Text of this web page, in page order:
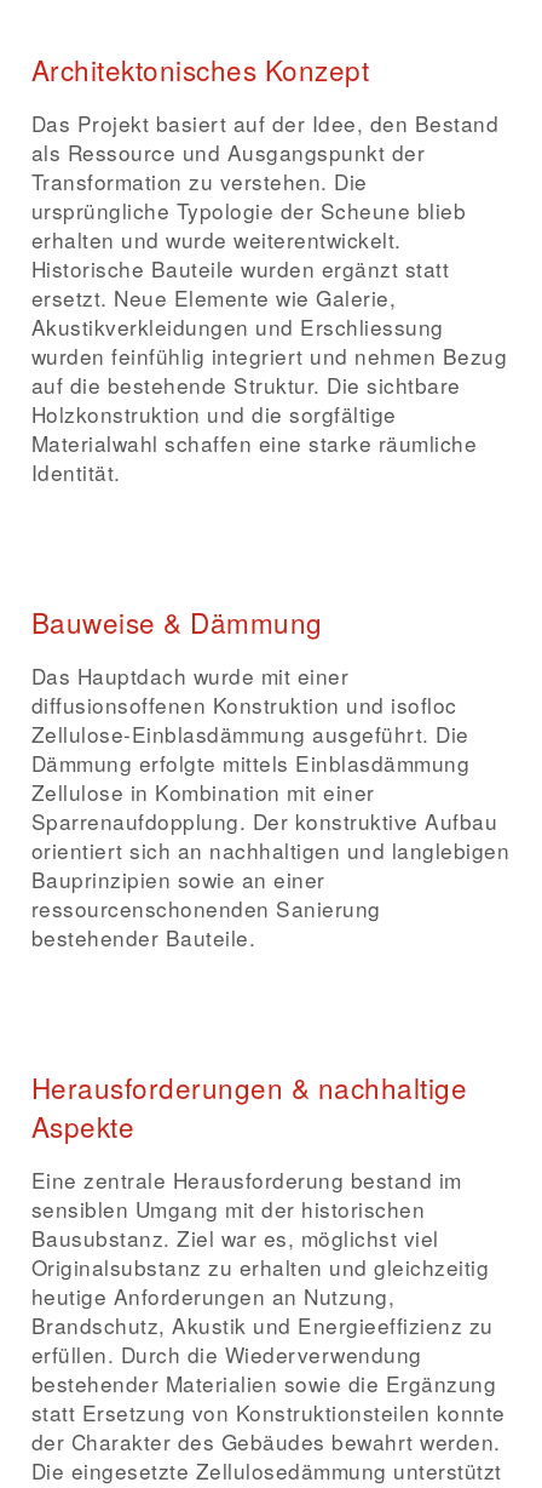
Architektonisches Konzept
Das Projekt basiert auf der Idee, den Bestand
als Ressource und Ausgangspunkt der
Transformation zu verstehen. Die
ursprüngliche Typologie der Scheune blieb
erhalten und wurde weiterentwickelt.
Historische Bauteile wurden ergänzt statt
ersetzt. Neue Elemente wie Galerie,
Akustikverkleidungen und Erschliessung
wurden feinfühlig integriert und nehmen Bezug
auf die bestehende Struktur. Die sichtbare
Holzkonstruktion und die sorgfältige
Materialwahl schaffen eine starke räumliche
Identität.
Bauweise & Dämmung
Das Hauptdach wurde mit einer
diffusionsoffenen Konstruktion und isofloc
Zellulose-Einblasdämmung ausgeführt. Die
Dämmung erfolgte mittels Einblasdämmung
Zellulose in Kombination mit einer
Sparrenaufdopplung. Der konstruktive Aufbau
orientiert sich an nachhaltigen und langlebigen
Bauprinzipien sowie an einer
ressourcenschonenden Sanierung
bestehender Bauteile.
Herausforderungen & nachhaltige
Aspekte
Eine zentrale Herausforderung bestand im
sensiblen Umgang mit der historischen
Bausubstanz. Ziel war es, möglichst viel
Originalsubstanz zu erhalten und gleichzeitig
heutige Anforderungen an Nutzung,
Brandschutz, Akustik und Energieeffizienz zu
erfüllen. Durch die Wiederverwendung
bestehender Materialien sowie die Ergänzung
statt Ersetzung von Konstruktionsteilen konnte
der Charakter des Gebäudes bewahrt werden.
Die eingesetzte Zellulosedämmung unterstützt